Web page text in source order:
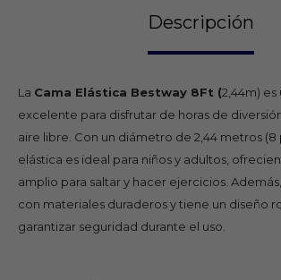
Descripción
La Cama Elástica Bestway 8Ft (2,44m)
excelente para disfrutar de horas de
aire libre. Con un diámetro de 2,44 metros (8
elástica es ideal para niños y adultos,
amplio para saltar y hacer ejercicios.
con materiales duraderos y tiene un diseño
garantizar seguridad durante el uso.